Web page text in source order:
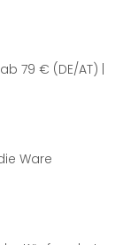
79 € (DE/AT) |
Ware